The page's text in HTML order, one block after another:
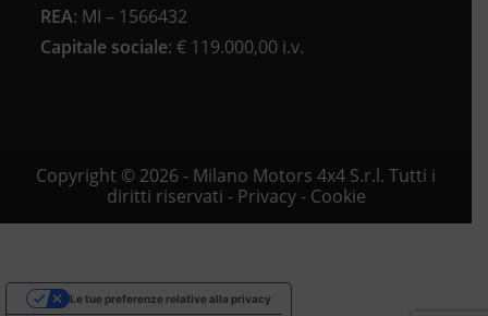
REA: MI – 1566432
Capitale sociale: € 119.000,00 i.v.
Copyright © 2026 - Milano Motors 4x4 S.r.l. Tutti i
diritti riservati - Privacy- Cookie
Le tue preferenze relative alla privacy